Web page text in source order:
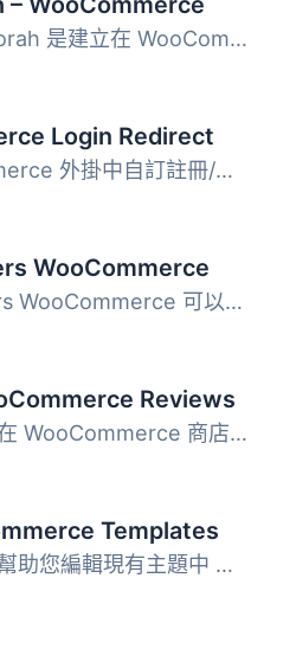
介紹 MyFatoorah 是建立在 WooCommerce 電子商務解決方案的靈...
Login Redirect
在 WooCommerce 外掛中自訂註冊/登入後的重新導向 您必須安...
WooCommerce
Combo Offers WooCommerce 可以讓您向用戶提供不同的套餐優惠...
Reviews
這個外掛可以在 WooCommerce 商店中停用所有商品評論。支援所...
Templates
這個外掛可以幫助您編輯現有主題中 WooCommerce 的模板檔案 ...